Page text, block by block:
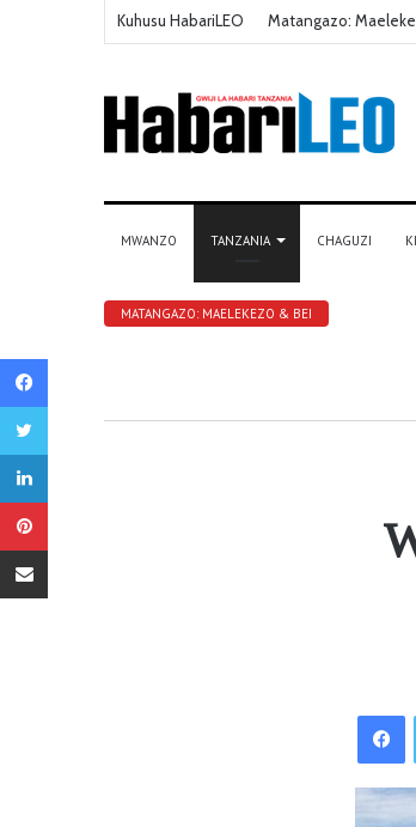
Kuhusu HabariLEO Matangazo:
MWANZO TANZANIA CHAGUZI
MATANGAZO: MAELEKEZO & BEI